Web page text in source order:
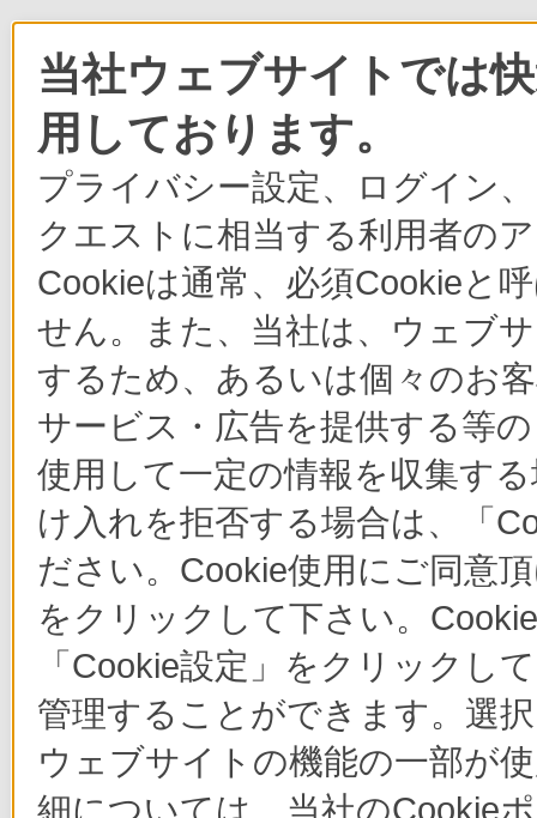
当社ウェブサイトでは
用しております。
プライバシー設定、ログイン
クエストに相当する利用者の
Cookieは通常、必須Cookieと
せん。また、当社は、ウェブ
するため、あるいは個々のお
サービス・広告を提供する等
使用して一定の情報を収集す
け入れを拒否する場合は、「
ださい。Cookie使用にご同意
をクリックして下さい。
「Cookie設定」をクリックし
管理することができます。選
ウェブサイトの機能の一部が
細については、当社のCookie